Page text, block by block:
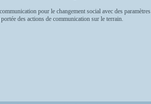
pour le changement social avec des paramètres
des actions de communication sur le terrain.